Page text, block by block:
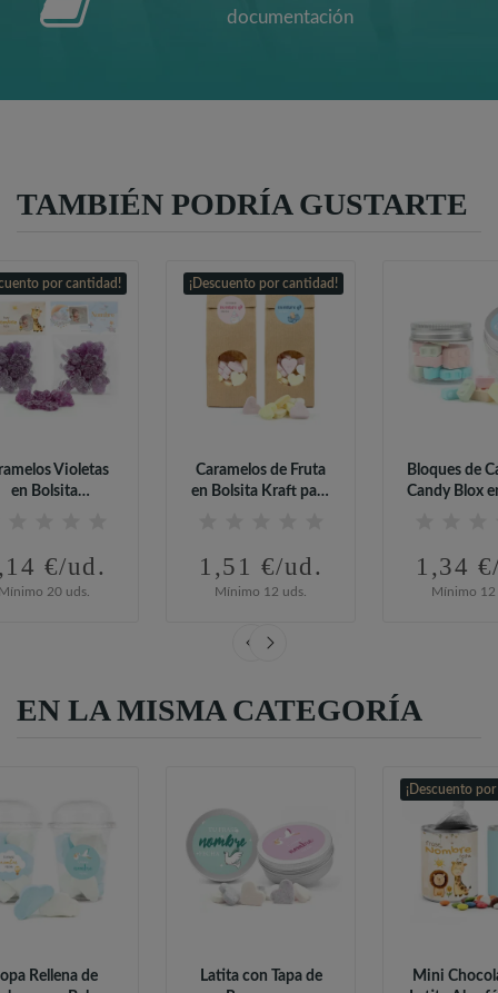
documentación
TAMBIÉN PODRÍA GUSTARTE
por cantidad!
Violetas
en Bolsita
€/ud.
20 uds.
¡Descuento por cantidad!
Caramelos de Fruta
en Bolsita Kraft para
1,51 €/ud.
Mínimo 12 uds.
Bloques de
Candy Blox
1,34
Mínimo 12
EN LA MISMA CATEGORÍA
Rellena de
Latita con Tapa de
¡Descuento
Mini